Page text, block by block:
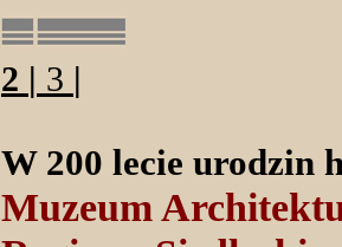
2 | 3 |
W 200 lecie urodzin
Muzeum